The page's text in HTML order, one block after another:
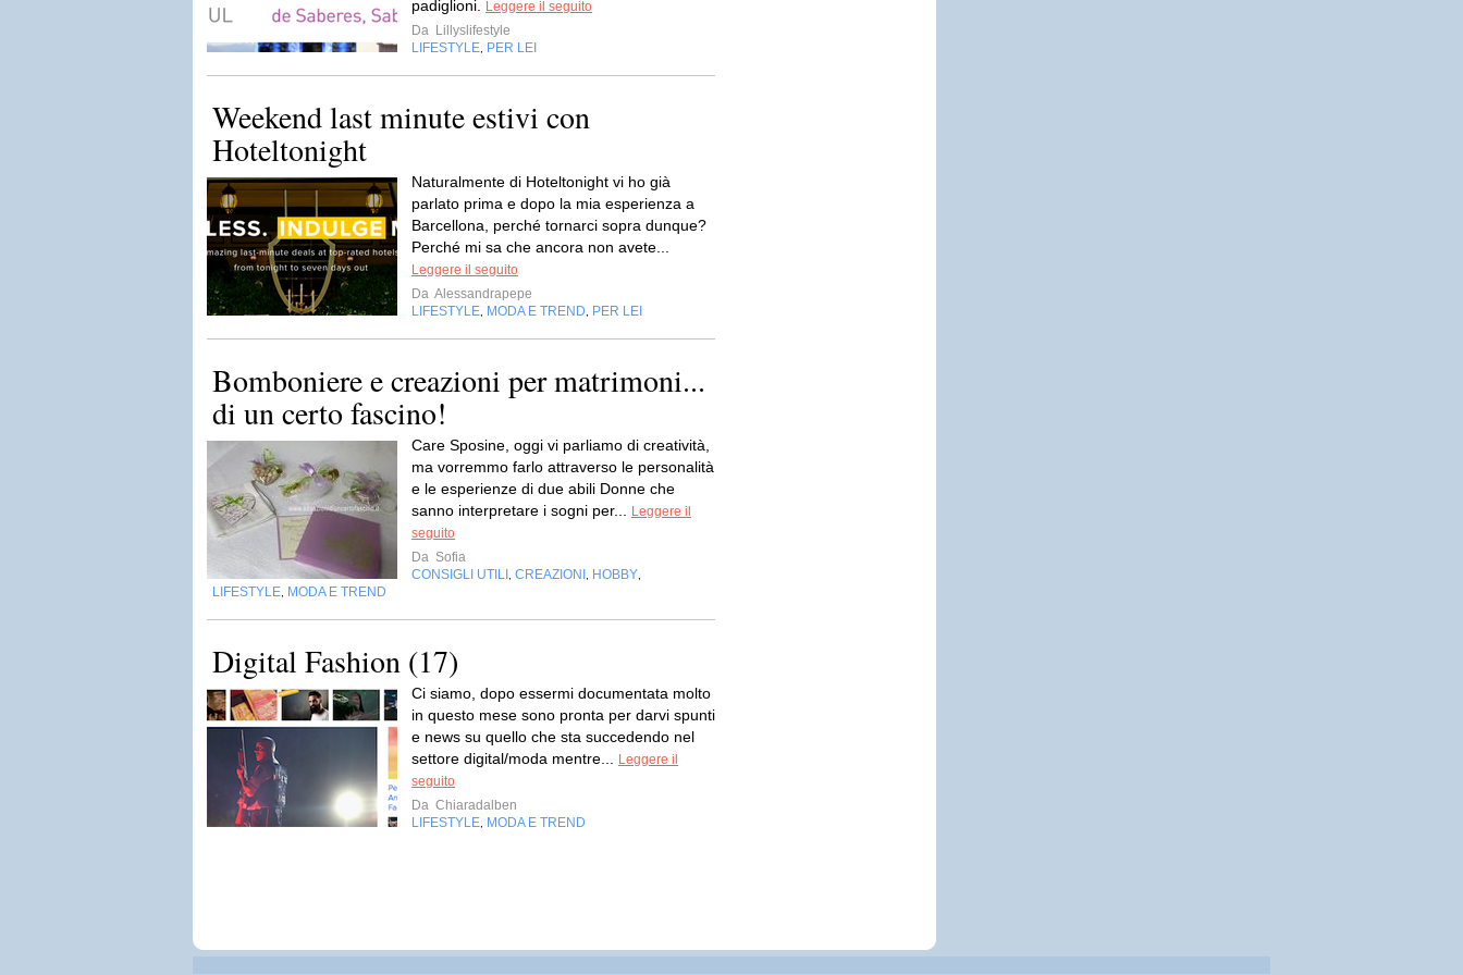
padiglioni.
Leggere il seguito
Da Lillyslifestyle
LIFESTYLE PER LEI
Weekend last minute estivi con
Hoteltonight
Naturalmente di Hoteltonight vi ho già
parlato prima e dopo la mia esperienza a
Barcellona, perché tornarci sopra dunque?
Perché mi sa che ancora non avete...
Leggere il seguito
Da Alessandrapepe
LIFESTYLE MODA E TREND PER LEI
Bomboniere e creazioni per matrimoni...
di un certo fascino!
Care Sposine, oggi vi parliamo di creatività,
ma vorremmo farlo attraverso le personalità
e le esperienze di due abili Donne che
sanno interpretare i sogni per...
Leggere il
seguito
Da Sofia
CONSIGLI UTILI
CREAZIONI HOBBY
LIFESTYLE MODA E TREND
Digital Fashion (17)
Ci siamo, dopo essermi documentata molto
in questo mese sono pronta per darvi spunti
e news su quello che sta succedendo nel
settore digital/moda mentre...
Leggere il
seguito
Da Chiaradalben
LIFESTYLE MODA E TREND